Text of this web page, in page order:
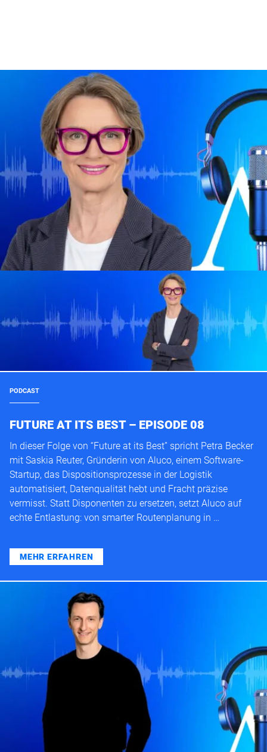
PODCAST
FUTURE AT ITS BEST – EPISODE 08
In dieser Folge von “Future at its Best” spricht Petra Becker
mit Saskia Reuter, Gründerin von Aluco, einem Software-
Startup, das Dispositionsprozesse in der Logistik
automatisiert, Datenqualität hebt und Fracht präzise
vermisst. Statt Disponenten zu ersetzen, setzt Aluco auf
echte Entlastung: von smarter Routenplanung in …
MEHR ERFAHREN